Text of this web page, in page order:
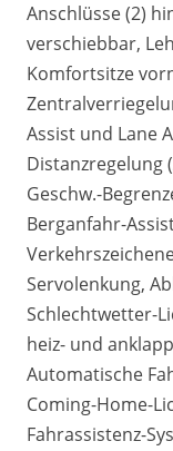
Anschlüsse (2)
verschiebbar,
Komfortsitze
Assist und Lane
Distanzregelung
Geschw.-
Berganfahr-
Servolenkung,
Schlechtwetter-
heiz- und
Automatische
Coming-Home-
Fahrassistenz-